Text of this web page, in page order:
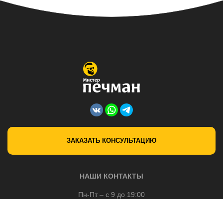
ЗАКАЗАТЬ КОНСУЛЬТАЦИЮ
НАШИ КОНТАКТЫ
Пн-Пт – с 9 до 19:00